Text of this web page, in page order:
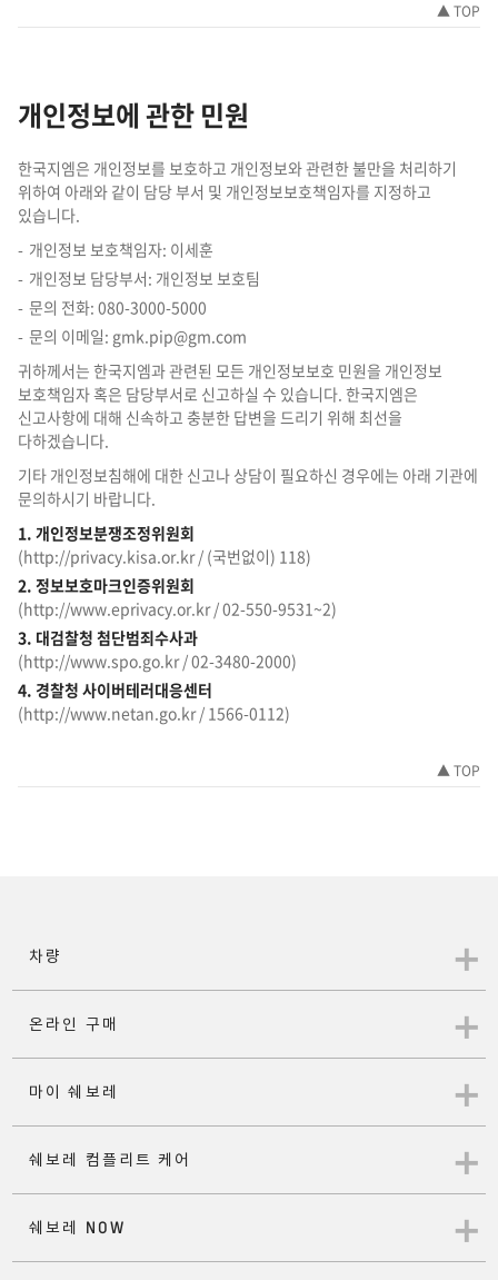
▲ TOP
개인정보에 관한 민원
한국지엠은 개인정보를 보호하고 개인정보와 관련한 불만을 처리하기
위하여 아래와 같이 담당 부서 및 개인정보보호책임자를 지정하고
있습니다.
개인정보 보호책임자: 이세훈
개인정보 담당부서: 개인정보 보호팀
문의 전화: 080-3000-5000
문의 이메일: gmk.pip@gm.com
귀하께서는 한국지엠과 관련된 모든 개인정보보호 민원을 개인정보
보호책임자 혹은 담당부서로 신고하실 수 있습니다. 한국지엠은
신고사항에 대해 신속하고 충분한 답변을 드리기 위해 최선을
다하겠습니다.
기타 개인정보침해에 대한 신고나 상담이 필요하신 경우에는 아래 기관에
문의하시기 바랍니다.
1. 개인정보분쟁조정위원회
(http://privacy.kisa.or.kr / (국번없이) 118)
2. 정보보호마크인증위원회
(http://www.eprivacy.or.kr / 02-550-9531~2)
3. 대검찰청 첨단범죄수사과
(http://www.spo.go.kr / 02-3480-2000)
4. 경찰청 사이버테러대응센터
(http://www.netan.go.kr / 1566-0112)
▲ TOP